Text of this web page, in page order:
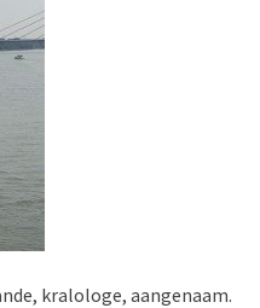
kralologe, aangenaam.